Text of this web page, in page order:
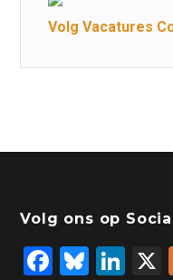
Volg Vacatures
Volg ons op
F
Bl
Li